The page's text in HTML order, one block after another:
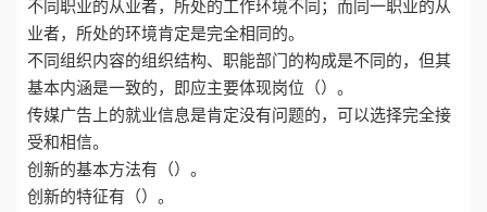
不同职业的从业者，所处的工作环境不同；而同一职业的从
业者，所处的环境肯定是完全相同的。
不同组织内容的组织结构、职能部门的构成是不同的，但其
基本内涵是一致的，即应主要体现岗位（）。
传媒广告上的就业信息是肯定没有问题的，可以选择完全接
受和相信。
创新的基本方法有（）。
创新的特征有（）。